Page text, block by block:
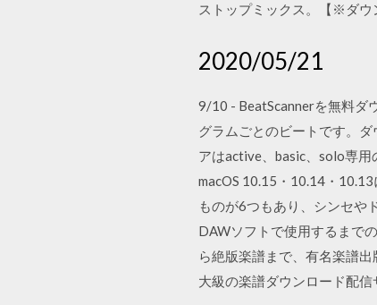
ストップミックス。【※ダウ
2020/05/21
9/10 - BeatScannerを無料ダ
グラムごとのビートです。
アはactive、basic、solo専用
macOS 10.15・10.14・
ものが6つもあり、シンセや
DAWソフトで使用するまで
ら絶版楽譜まで、有名楽譜
大級の楽譜ダウンロード配